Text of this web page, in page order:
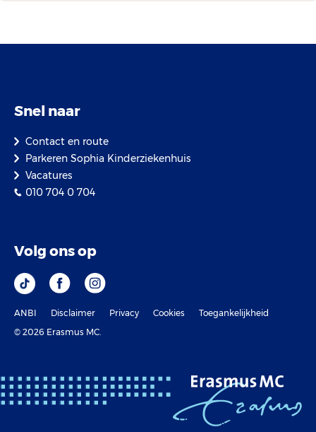
Snel naar
Contact en route
Parkeren Sophia Kinderziekenhuis
Vacatures
010 704 0 704
Volg ons op
ANBI Disclaimer Privacy Cookies
Toegankelijkheid
© 2026 Erasmus MC.